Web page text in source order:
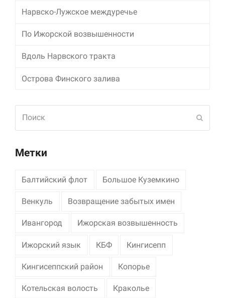
Нарвско-Лужское междуречье
По Ижорской возвышенности
Вдоль Нарвского тракта
Острова Финского залива
Метки
Балтийский флот Большое Куземкино
Венкуль Возвращение забытых имен
Ивангород Ижорская возвышенность
Ижорский язык КБФ Кингисепп
Кингисеппский район Копорье
Котельская волость Краколье
Делясь своими
информацией о вашем
предложения.